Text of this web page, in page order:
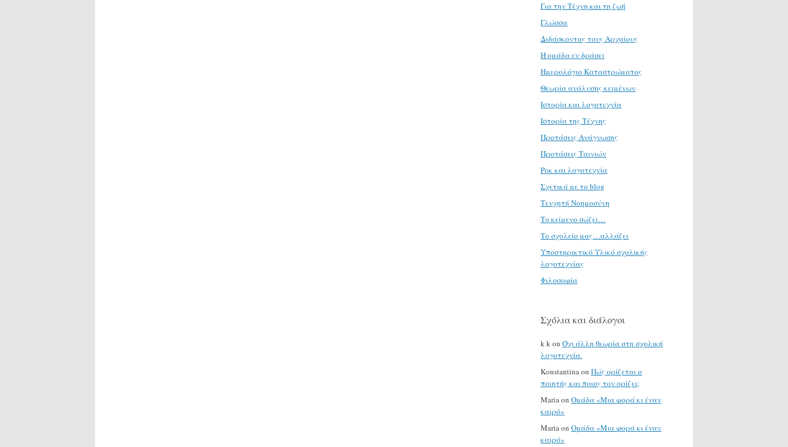
Για την Τέχνη και τη ζωή
Γλώσσα
Διδάσκοντας τους Αρχαίους
Η ομάδα εν δράσει
Ημερολόγιο Καταστρώματος
Θεωρία ανάλυσης κειμένων
Ιστορία και λογοτεχνία
Ιστορία της Τέχνης
Προτάσεις Ανάγνωσης
Προτάσεις Ταινιών
Ροκ και λογοτεχνία
Σχετικά με το blog
Τενχητή Νοημοσύνη
Το κείμενο σώζει…
Το σχολείο μας…αλλάζει
Υποστηρικτικό Υλικό σχολικής
λογοτεχνίας
Φιλοσοφία
Σχόλια και διάλογοι
k kon Όχι άλλη θεωρία στη σχολική
λογοτεχνία.
Konstantinaon Πώς ορίζεται ο
ποιητής και ποιος τον ορίζει;
Mariaon Ομάδα «Μια φορά κι έναν
καιρό»
Mariaon Ομάδα «Μια φορά κι έναν
καιρό»